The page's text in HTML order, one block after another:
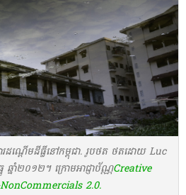
ណ្តើមដីធ្លីនៅកម្ពុជា. រូបថត ថតដោយ Luc
ឆ្នាំ២០១២។ ក្រោមអាជ្ញាប័ណ្ណCreative
2.0.